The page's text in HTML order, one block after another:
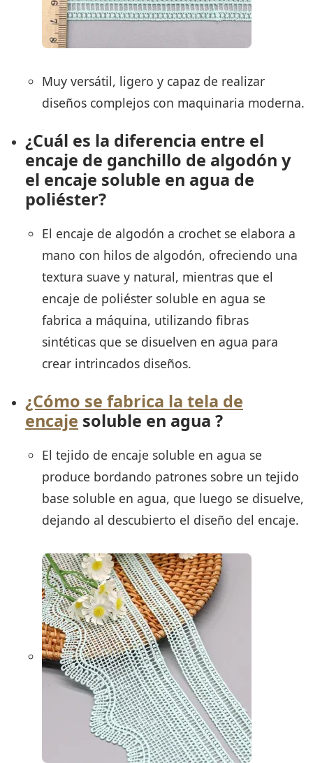
Muy versátil, ligero y capaz de realizar
diseños complejos con maquinaria moderna.
¿Cuál es la diferencia entre el
encaje de ganchillo de algodón y
el encaje soluble en agua de
poliéster?
El encaje de algodón a crochet se elabora a
mano con hilos de algodón, ofreciendo una
textura suave y natural, mientras que el
encaje de poliéster soluble en agua se
fabrica a máquina, utilizando fibras
sintéticas que se disuelven en agua para
crear intrincados diseños.
¿Cómo se fabrica la tela de
encaje soluble en agua ?
El tejido de encaje soluble en agua se
produce bordando patrones sobre un tejido
base soluble en agua, que luego se disuelve,
dejando al descubierto el diseño del encaje.